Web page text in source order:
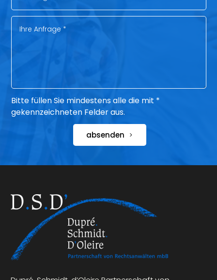
Bitte füllen Sie mindestens alle die mit *
gekennzeichneten Felder aus.
absenden